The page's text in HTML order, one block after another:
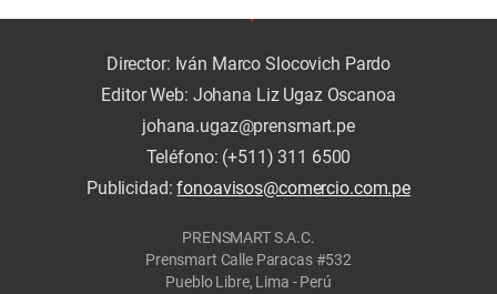
Director: Iván Marco Slocovich Pardo
Editor Web: Johana Liz Ugaz Oscanoa
johana.ugaz@prensmart.pe
Teléfono: (+511) 311 6500
Publicidad:fonoavisos@comercio.com.pe
PRENSMART S.A.C.
Prensmart Calle Paracas #532
Pueblo Libre, Lima - Perú